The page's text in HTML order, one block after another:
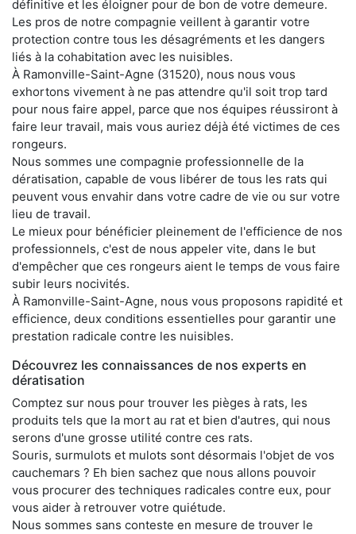
définitive et les éloigner pour de bon de votre demeure.
Les pros de notre compagnie veillent à garantir votre
protection contre tous les désagréments et les dangers
liés à la cohabitation avec les nuisibles.
À Ramonville-Saint-Agne (31520), nous nous vous
exhortons vivement à ne pas attendre qu'il soit trop tard
pour nous faire appel, parce que nos équipes réussiront à
faire leur travail, mais vous auriez déjà été victimes de ces
rongeurs.
Nous sommes une compagnie professionnelle de la
dératisation, capable de vous libérer de tous les rats qui
peuvent vous envahir dans votre cadre de vie ou sur votre
lieu de travail.
Le mieux pour bénéficier pleinement de l'efficience de nos
professionnels, c'est de nous appeler vite, dans le but
d'empêcher que ces rongeurs aient le temps de vous faire
subir leurs nocivités.
À Ramonville-Saint-Agne, nous vous proposons rapidité et
efficience, deux conditions essentielles pour garantir une
prestation radicale contre les nuisibles.
Découvrez les connaissances de nos experts en
dératisation
Comptez sur nous pour trouver les pièges à rats, les
produits tels que la mort au rat et bien d'autres, qui nous
serons d'une grosse utilité contre ces rats.
Souris, surmulots et mulots sont désormais l'objet de vos
cauchemars ? Eh bien sachez que nous allons pouvoir
vous procurer des techniques radicales contre eux, pour
vous aider à retrouver votre quiétude.
Nous sommes sans conteste en mesure de trouver le